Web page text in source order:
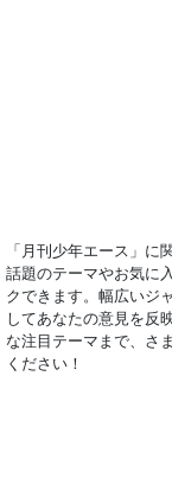
「月刊少年エース」に
話題のテーマやお気に
クできます。幅広いジ
してあなたの意見を反
な注目テーマまで、さ
ください！